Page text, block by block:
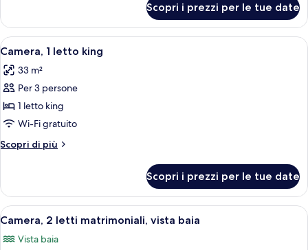
(Casita)
1
letto
king
Scopri i prezzi per le tue date
Apri
tutte
le
foto
per
Camera,
1
letto
Una camera d'albergo con un letto,
8
Camera, 1 letto king
33 m²
Per 3 persone
1 letto king
Wi-Fi gratuito
Scopri di più
Altri
1
letto
king
Scopri i prezzi per le tue date
Apri
tutte
le
Una camera d'albergo con due letti,
7
Camera, 2 letti matrimoniali, vista baia
Vista baia